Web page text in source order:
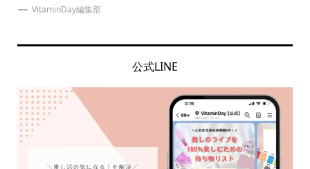
ゆめみぃ
公式LINE